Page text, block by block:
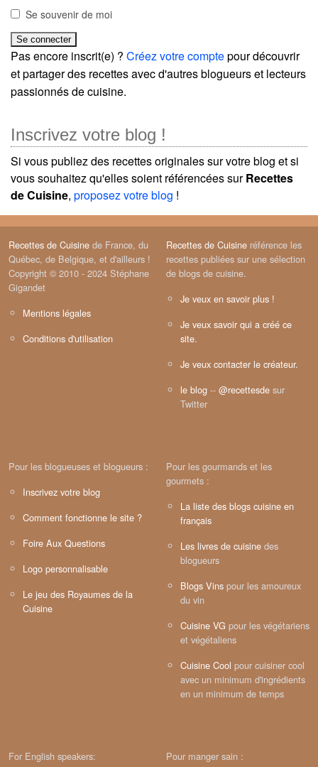
Se souvenir de moi
Pas encore inscrit(e) ? Créez votre comptepour découvrir
et partager des recettes avec d'autres blogueurs et lecteurs
passionnés de cuisine.
Inscrivez votre blog !
Si vous publiez des recettes originales sur votre blog et si
vous souhaitez qu'elles soient référencées surRecettes
de Cuisine, proposez votre blog !
Recettes de Cuisine de France, du
Québec, de Belgique, et d'ailleurs !
Copyright © 2010 - 2024 Stéphane
Gigandet
Mentions légales
Conditions d'utilisation
Recettes de Cuisine référence les
recettes publiées sur une sélection
de blogs de cuisine.
Je veux en savoir plus !
Je veux savoir qui a créé ce
site.
Je veux contacter le créateur.
le blog -- @recettesde sur
Twitter
Pour les blogueuses et blogueurs :
Inscrivez votre blog
Comment fonctionne le site ?
Foire Aux Questions
Logo personnalisable
Le jeu des Royaumes de la
Cuisine
Pour les gourmands et les
gourmets :
La liste des blogs cuisine en
français
Les livres de cuisine des
blogueurs
Blogs Vins pour les amoureux
du vin
Cuisine VG pour les végétariens
et végétaliens
Cuisine Cool pour cuisiner cool
avec un minimum d'ingrédients
en un minimum de temps
For English speakers: Pour manger sain :